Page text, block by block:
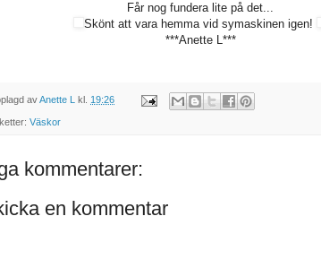
Får nog fundera lite på det...
Skönt att vara hemma vid symaskinen igen!
***Anette L***
avAnette L kl. 19:26
Väskor
kommentarer:
en kommentar